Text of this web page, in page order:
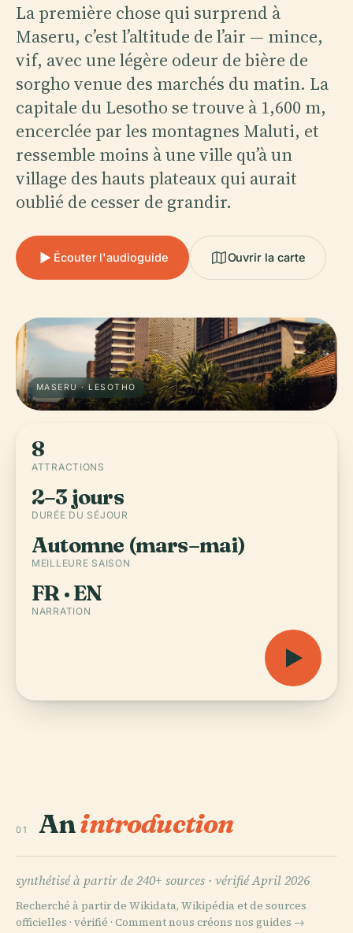
La première chose qui surprend à
Maseru, c’est l’altitude de l’air — mince,
vif, avec une légère odeur de bière de
sorgho venue des marchés du matin. La
capitale du Lesotho se trouve à 1,600 m,
encerclée par les montagnes Maluti, et
ressemble moins à une ville qu’à un
village des hauts plateaux qui aurait
oublié de cesser de grandir.
Écouter l'audioguide Ouvrir la carte
MASERU · LESOTHO
8
ATTRACTIONS
2–3 jours
DURÉE DU SÉJOUR
Automne (mars–mai)
MEILLEURE SAISON
FR · EN
NARRATION
01 Anintroduction
synthétisé à partir de 240+ sources · vérifié April 2026
Recherché à partir de Wikidata, Wikipédia et de sources
officielles · vérifié · Comment nous créons nos guides →